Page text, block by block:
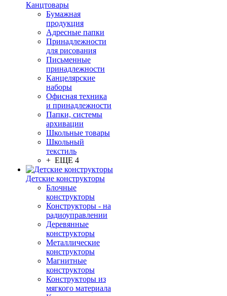
Канцтовары
Бумажная
продукция
Адресные папки
Принадлежности
для рисования
Письменные
принадлежности
Канцелярские
наборы
Офисная техника
и принадлежности
Папки, системы
архивации
Школьные товары
Школьный
текстиль
+ ЕЩЕ 4
Детские конструкторы
Блочные
конструкторы
Конструкторы - на
радиоуправлении
Деревянные
конструкторы
Металлические
конструкторы
Магнитные
конструкторы
Конструкторы из
мягкого материала